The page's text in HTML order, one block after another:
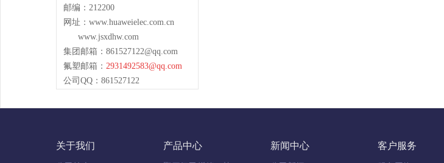
邮编：212200
网址：www.huaweielec.com.cn
www.jsxdhw.com
集团邮箱： 861527122@qq.com
氟塑邮箱： 2931492583@qq.com
公司QQ：861527122
关于我们 产品中心 新闻中心 客户服务